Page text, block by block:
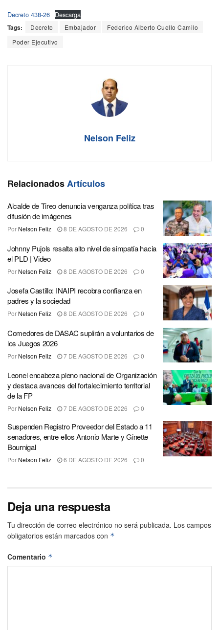
Decreto 438-26 Descarga
Tags: Decreto Embajador
Federico Alberto Cuello Camilo
Poder Ejecutivo
Nelson Feliz
RelacionadosArtículos
Alcalde de Tireo denuncia venganza política tras
difusión de imágenes
Por Nelson Feliz 8 DE AGOSTO DE 2026 0
Johnny Pujols resalta alto nivel de simpatía hacia
el PLD | Video
Por Nelson Feliz 8 DE AGOSTO DE 2026 0
Josefa Castillo: INAIPI recobra confianza en
padres y la sociedad
Por Nelson Feliz 8 DE AGOSTO DE 2026 0
Comedores de DASAC suplirán a voluntarios de
los Juegos 2026
Por Nelson Feliz 7 DE AGOSTO DE 2026 0
Leonel encabeza pleno nacional de Organización
y destaca avances del fortalecimiento territorial
de la FP
Por Nelson Feliz 7 DE AGOSTO DE 2026 0
Suspenden Registro Proveedor del Estado a 11
senadores, entre ellos Antonio Marte y Ginette
Bournigal
Por Nelson Feliz 6 DE AGOSTO DE 2026 0
Deja una respuesta
Tu dirección de correo electrónico no será publicada. Los campos
obligatorios están marcados con *
Comentario *